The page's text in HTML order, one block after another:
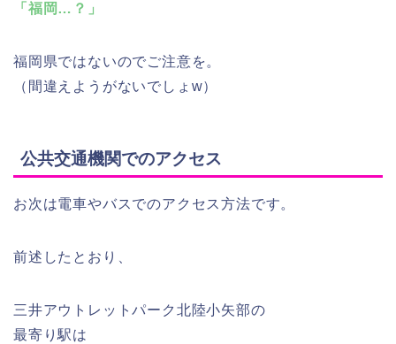
「福岡…？」
福岡県ではないのでご注意を。
（間違えようがないでしょw）
公共交通機関でのアクセス
お次は電車やバスでのアクセス方法です。
前述したとおり、
三井アウトレットパーク北陸小矢部の
最寄り駅は